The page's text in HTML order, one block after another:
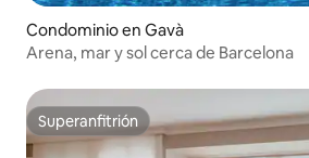
Condominio en Gavà
Arena, mar y sol cerca de Barcelona
Superanfitrión
Superanfitrión